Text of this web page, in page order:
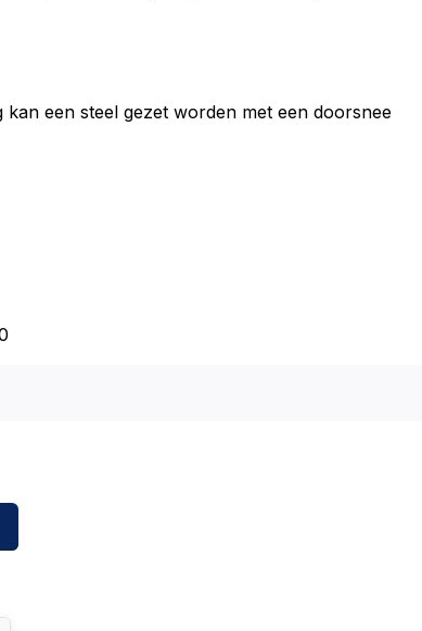
kan een steel gezet worden met een doorsnee